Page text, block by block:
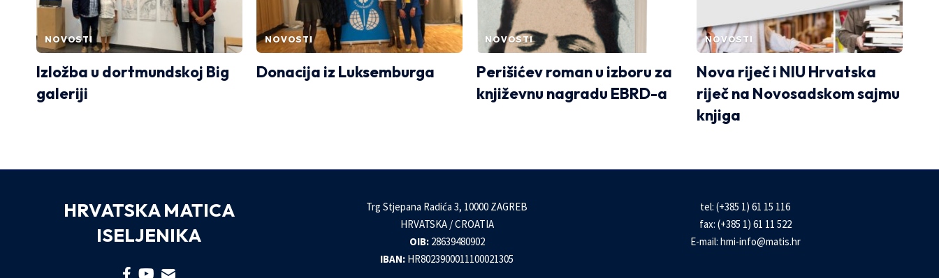
NOVOSTI
Izložba u dortmundskoj Big
galeriji
NOVOSTI
Donacija iz Luksemburga
NOVOSTI
Perišićev roman u izboru za
književnu nagradu EBRD-a
NOVOSTI
Nova riječ i NIU Hrvatska
riječ na Novosadskom sajmu
knjiga
HRVATSKA MATICA
ISELJENIKA
Trg Stjepana Radića 3, 10000 ZAGREB
HRVATSKA / CROATIA
OIB:28639480902
IBAN: HR8023900011100021305
tel: (+385 1) 61 15 116
fax: (+385 1) 61 11 522
E-mail: hmi-info@matis.hr